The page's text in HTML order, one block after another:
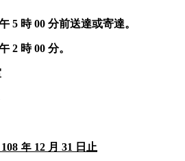
5 時 00 分前送達或寄達。
2 時 00 分。
年 12 月 31 日止